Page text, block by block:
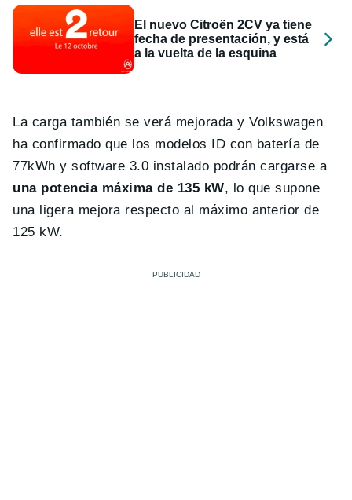
El nuevo Citroën 2CV ya tiene
fecha de presentación, y está
a la vuelta de la esquina
La carga también se verá mejorada y Volkswagen
ha confirmado que los modelos ID con batería de
77kWh y software 3.0 instalado podrán cargarse a
una potencia máxima de 135 kW, lo que supone
una ligera mejora respecto al máximo anterior de
125 kW.